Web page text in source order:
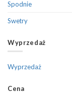
Spodnie
Swetry
Wyprzedaż
Wyprzedaż
Cena